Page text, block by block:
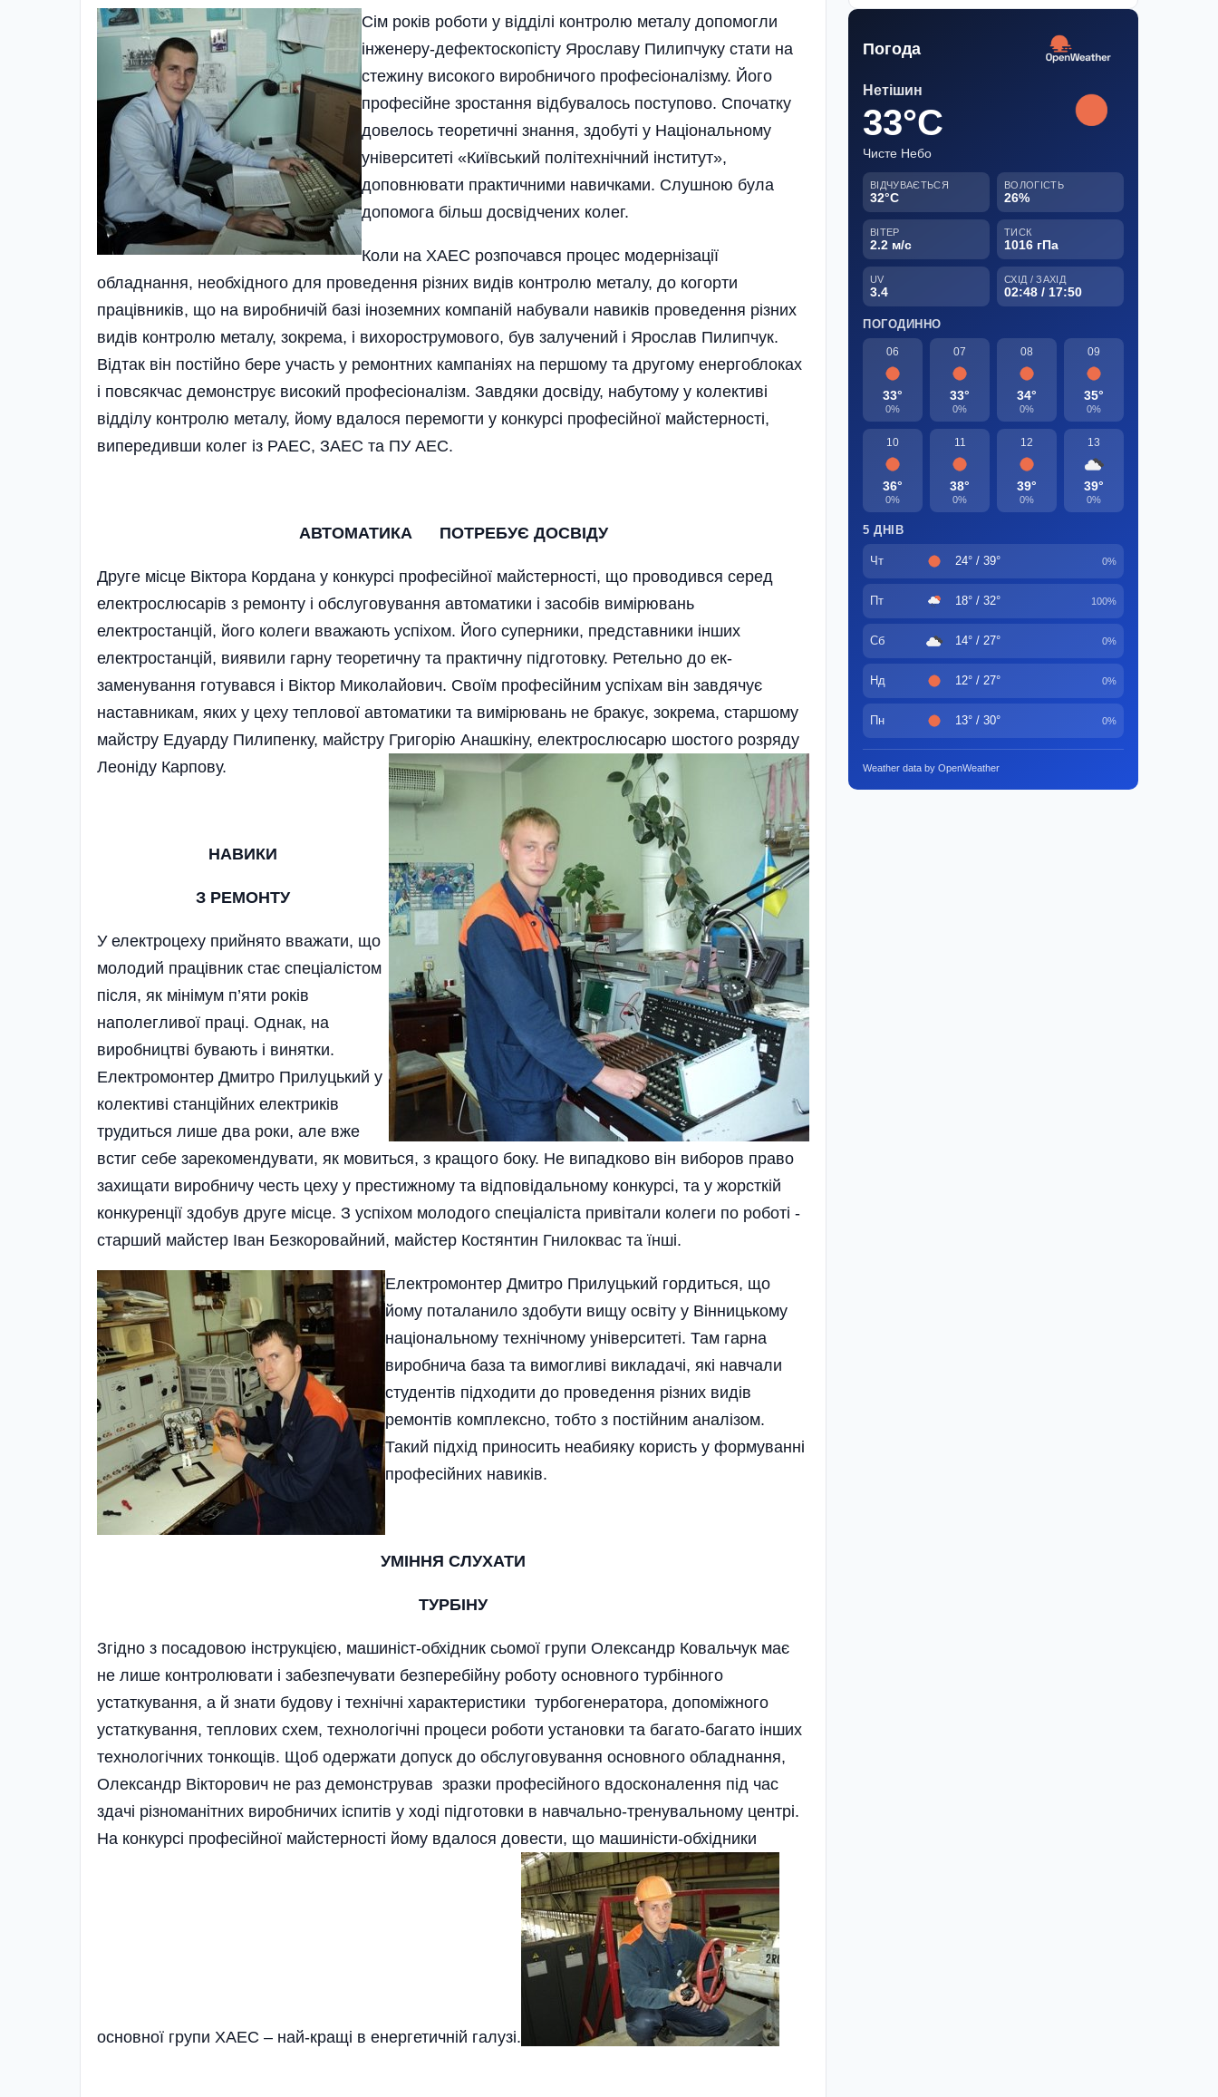
Сім років роботи у відділі контролю металу допомогли
інженеру-дефектоскопісту Ярославу Пилипчуку стати на
стежину високого виробничого професіоналізму. Його
професійне зростання відбувалось поступово. Спочатку
довелось теоретичні знання, здобуті у Націона­льному
університеті «Київський політехнічний інститут»,
доповнювати практичними навичками. Слушною була
допомога більш досвідчених колег.
Коли на ХАЕС розпочався процес модернізації
обладнання, необхідного для проведення різ­них видів контролю металу, до когорти
працівників, що на виробничій базі іноземних компаній набували навиків проведення різних
видів контролю металу, зокрема, і вихорострумового, був залучений і Ярослав Пилипчук.
Відтак він постійно бере участь у ремонтних кампаніях на першому та другому енергоблоках
і повсякчас демонструє високий професіоналізм. Завдяки досвіду, набутому у колективі
відділу контролю металу, йому вдалося перемогти у конкурсі професійної майстерності,
випередивши колег із РАЕС, ЗАЕС та ПУ АЕС.
АВТОМАТИКА ПОТРЕБУЄ ДОСВІДУ
Друге місце Вік­тора Кордана у конкурсі професійної майстерності, що проводився серед
електрослюсарів з ремонту і обслуговування автоматики і засобів вимірювань
електростанцій, його колеги вважа­ють успіхом. Його суперники, представники інших
електростан­цій, вияви­ли гарну теоретичну та практичну підготовку. Ретельно до ек­­
заменуван­ня готувався і Вік­тор Ми­колайович. Сво­їм про­фе­­сійним успі­хам він за­вдячує
наставникам, яких у цеху теплової автоматики та вимірювань не бракує, зокрема, старшому
майстру Едуарду Пилипенку, майстру Григорію Анашкіну, еле­ктрослюсарю шостого розряду
Леоніду Карпову.
НАВИКИ
З РЕМОНТУ
У електроцеху прийнято вважати, що
мо­лодий пра­цівник стає спеціаліс­том
після, як мінімум п’яти років
наполегливої праці. Однак, на
виробництві бува­ют­ь і винятки.
Електромонтер Дмитро Прилуцький у
коле­ктиві станційних еле­ктриків
трудиться лише два роки, але вже
встиг себе зарекомендувати, як мовиться, з кращого боку. Не випадково він виборов право
захищати виробничу честь цеху у престижному та відповідальному конкурсі, та у жорсткій
конкуренції здобув друге місце. З успіхом молодого спеціаліста привітали колеги по роботі -
старший майстер Іван Безкоровайний, майстер Костянтин Гнилоквас та їнші.
Електромонтер Дмитро Прилуцький гордиться, що
йому поталанило здобути вищу освіту у Вінницькому
національному технічному університеті. Там гарна
виробнича база та вимогливі викладачі, які навчали
студентів підходити до проведення різних видів
ремонтів комплексно, тобто з постійним аналізом.
Такий підхід приносить неабияку користь у формуванні
професійних навиків.
УМІННЯ СЛУХАТИ
ТУРБІНУ
Згідно з посадовою ін­струкцією, машиніст-обхід­ник сьомої групи Олександр Ковальчук має
не лише контролювати і забезпечувати безперебійну роботу основного турбінного
устаткування, а й знати будову і технічні характеристики турбогенератора, допоміжного
устаткування, теплових схем, технологічні процеси роботи установки та багато-багато інших
технологічних тонкощів. Щоб одержати допуск до обслуговування основного обладнання,
Олександр Вікторович не раз демонстрував зразки професійного вдосконалення під час
здачі різноманітних виробничих іспитів у ході підготовки в навчально-тренувальному центрі.
На конкурсі професійної майстерності йому вдалося довести, що машиністи-обхідники
основної групи ХАЕС – най­-кращі в енергетичній галузі.
Погода
Нетішин
33°C
Чисте Небо
ВІДЧУВАЄТЬСЯ
32°C
ВОЛОГІСТЬ
26%
ВІТЕР
2.2 м/с
ТИСК
1016 гПа
UV
3.4
СХІД / ЗАХІД
02:48 / 17:50
ПОГОДИННО
06
33°
0%
07
33°
0%
08
34°
0%
09
35°
0%
10
36°
0%
11
38°
0%
12
39°
0%
13
39°
0%
5 ДНІВ
Чт 24° / 39° 0%
Пт 18° / 32° 100%
Сб 14° / 27° 0%
Нд 12° / 27° 0%
Пн 13° / 30° 0%
Weather data by OpenWeather